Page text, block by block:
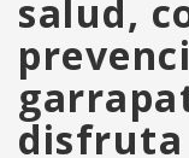
salud,
disfruta